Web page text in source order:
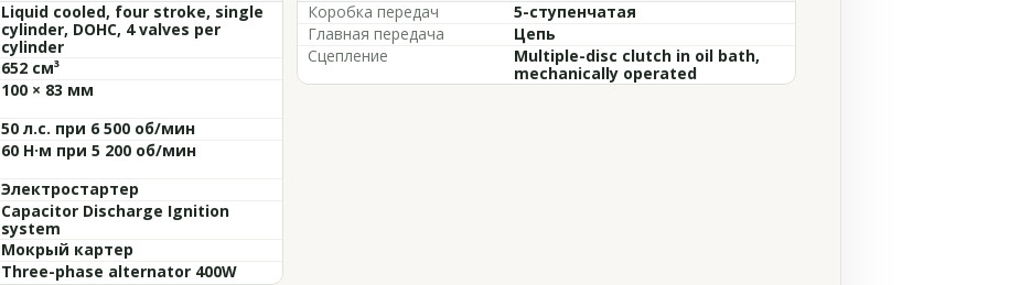
Liquid cooled, four stroke, single
cylinder, DOHC, 4 valves per
cylinder
652 см³
100 × 83 мм
50 л.с. при 6 500 об/мин
60 Н·м при 5 200 об/мин
Электростартер
Capacitor Discharge Ignition
system
Мокрый картер
Three-phase alternator 400W
Коробка передач
5-ступенчатая
Главная передача
Цепь
Сцепление
Multiple-disc clutch in oil bath,
mechanically operated